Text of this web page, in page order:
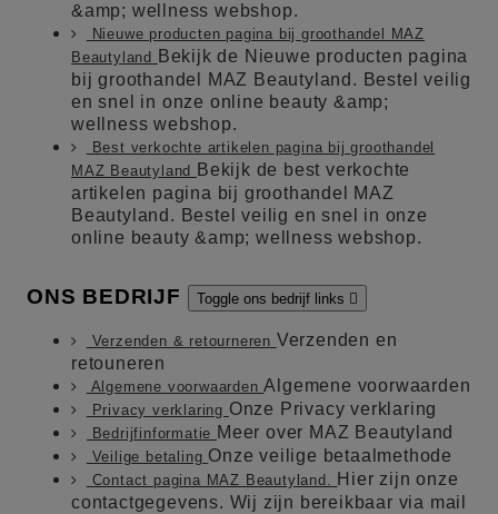
&amp; wellness webshop.
Nieuwe producten pagina bij groothandel MAZ
Beautyland
Bekijk de Nieuwe producten pagina
bij groothandel MAZ Beautyland. Bestel veilig
en snel in onze online beauty &amp;
wellness webshop.
Best verkochte artikelen pagina bij groothandel
MAZ Beautyland
Bekijk de best verkochte
artikelen pagina bij groothandel MAZ
Beautyland. Bestel veilig en snel in onze
online beauty &amp; wellness webshop.
ONS BEDRIJF Toggle ons bedrijf links 
Verzenden & retourneren Verzenden en
retouneren
Algemene voorwaardenAlgemene voorwaarden
Privacy verklaring Onze Privacy verklaring
Bedrijfinformatie Meer over MAZ Beautyland
Veilige betaling Onze veilige betaalmethode
Contact pagina MAZ Beautyland. Hier zijn onze
contactgegevens. Wij zijn bereikbaar via mail